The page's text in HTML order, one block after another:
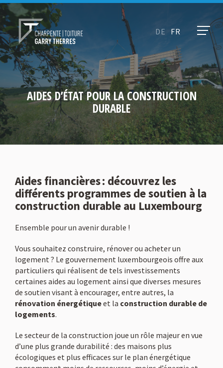
DE FR
AIDES D’ÉTAT POUR LA CONSTRUCTION
DURABLE
Aides financières : découvrez les
différents programmes de soutien à la
construction durable au Luxembourg
Ensemble pour un avenir durable !
Vous souhaitez construire, rénover ou acheter un
logement ? Le gouvernement luxembourgeois offre aux
particuliers qui réalisent de tels investissements
certaines aides au logement ainsi que diverses mesures
de soutien visant à encourager, entre autres, la
rénovation énergétiqueet la construction durable de
logements.
Le secteur de la construction joue un rôle majeur en vue
d’une plus grande durabilité : des maisons plus
écologiques et plus efficaces sur le plan énergétique